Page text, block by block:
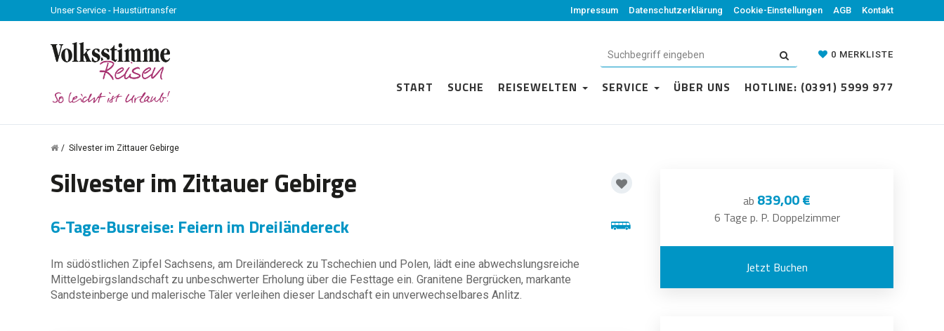
Unser Service - Haustürtransfer Impressum Datenschutzerklärung Cookie-Einstellungen AGB Kontakt
0 MERKLISTE
START SUCHE REISEWELTEN SERVICE ÜBER UNS HOTLINE: (0391) 5999 977
Silvester im Zittauer Gebirge
Silvester im Zittauer Gebirge
6-Tage-Busreise: Feiern im Dreiländereck
Im südöstlichen Zipfel Sachsens, am Dreiländereck zu Tschechien und Polen, lädt eine abwechslungsreiche
Mittelgebirgslandschaft zu unbeschwerter Erholung über die Festtage ein. Granitene Bergrücken, markante
Sandsteinberge und malerische Täler verleihen dieser Landschaft ein unverwechselbares Anlitz.
ab 839,00 €
6 Tage p. P. Doppelzimmer
Jetzt Buchen